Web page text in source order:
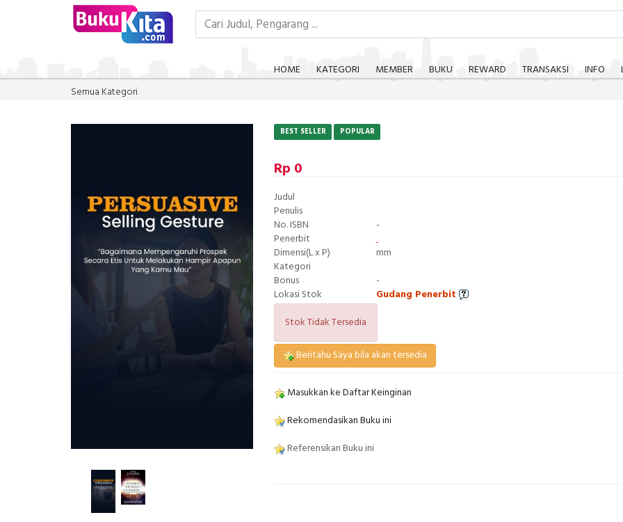
HOME KATEGORI MEMBER BUKU REWARD TRANSAKSI INFO
Semua Kategori
BEST SELLER POPULAR
Rp 0
Judul
Penulis
No. ISBN
-
Penerbit
Dimensi(L x P)
mm
Kategori
Bonus
-
Lokasi Stok
Gudang Penerbit
Stok Tidak Tersedia
Beritahu Saya bila akan tersedia
Masukkan ke Daftar Keinginan
Rekomendasikan Buku ini
Referensikan Buku ini